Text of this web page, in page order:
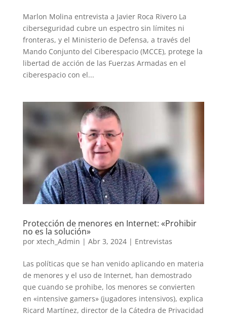
Marlon Molina entrevista a Javier Roca Rivero La
ciberseguridad cubre un espectro sin límites ni
fronteras, y el Ministerio de Defensa, a través del
Mando Conjunto del Ciberespacio (MCCE), protege la
libertad de acción de las Fuerzas Armadas en el
ciberespacio con el...
Protección de menores en Internet: «Prohibir
no es la solución»
por xtech_Admin | Abr 3, 2024| Entrevistas
Las políticas que se han venido aplicando en materia
de menores y el uso de Internet, han demostrado
que cuando se prohibe, los menores se convierten
en «intensive gamers» (jugadores intensivos), explica
Ricard Martínez, director de la Cátedra de Privacidad